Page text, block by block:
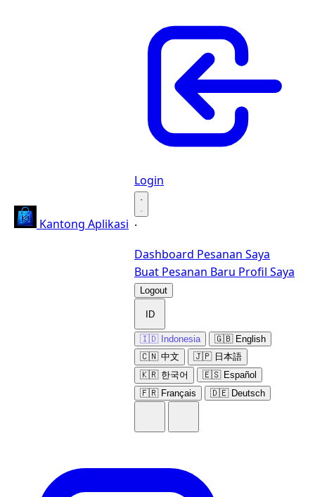
Kantong Aplikasi
Login
·
·
Dashboard Pesanan Saya
Buat Pesanan Baru Profil Saya
Logout
ID
🇮🇩 Indonesia
🇬🇧 English
🇨🇳 中文
🇯🇵 日本語
🇰🇷 한국어
🇪🇸 Español
🇫🇷 Français
🇩🇪 Deutsch